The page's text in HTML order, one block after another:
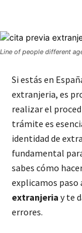
Line of people different
Si estás en
extranjeria, es
realizar el
trámite es
identidad de
fundamental
sabes cómo
explicamos
extranjeria y te
errores.